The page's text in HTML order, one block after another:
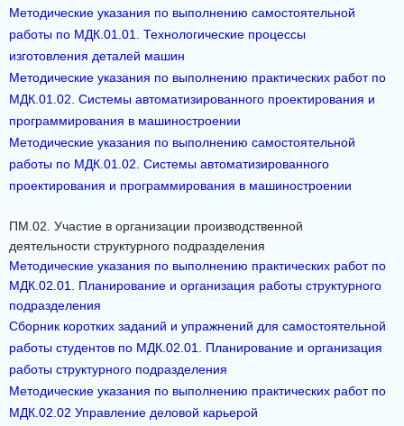
Методические указания по выполнению самостоятельной
работы по МДК.01.01. Технологические процессы
изготовления деталей машин
Методические указания по выполнению практических работ по
МДК.01.02. Системы автоматизированного проектирования и
программирования в машиностроении
Методические указания по выполнению самостоятельной
работы по МДК.01.02. Системы автоматизированного
проектирования и программирования в машиностроении
ПМ.02. Участие в организации производственной
деятельности структурного подразделения
Методические указания по выполнению практических работ по
МДК.02.01. Планирование и организация работы структурного
подразделения
Сборник коротких заданий и упражнений для самостоятельной
работы студентов по МДК.02.01. Планирование и организация
работы структурного подразделения
Методические указания по выполнению практических работ по
МДК.02.02 Управление деловой карьерой